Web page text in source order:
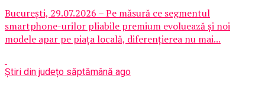
București, 29.07.2026 – Pe măsură ce segmentul
smartphone-urilor pliabile premium evoluează și noi
modele apar pe piața locală, diferențierea nu mai...
Știri din județo săptămână ago